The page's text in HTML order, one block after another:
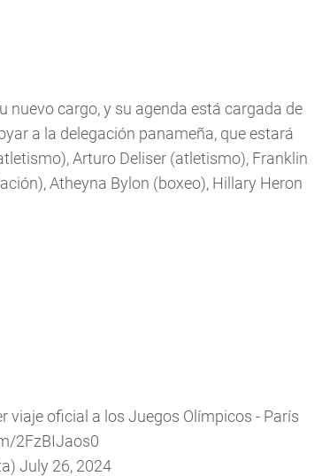
nuevo cargo, y su agenda está cargada de
a la delegación panameña, que estará
Arturo Deliser (atletismo), Franklin
Atheyna Bylon (boxeo), Hillary Heron
viaje oficial a los Juegos Olímpicos - París
2FzBIJaos0
July 26, 2024